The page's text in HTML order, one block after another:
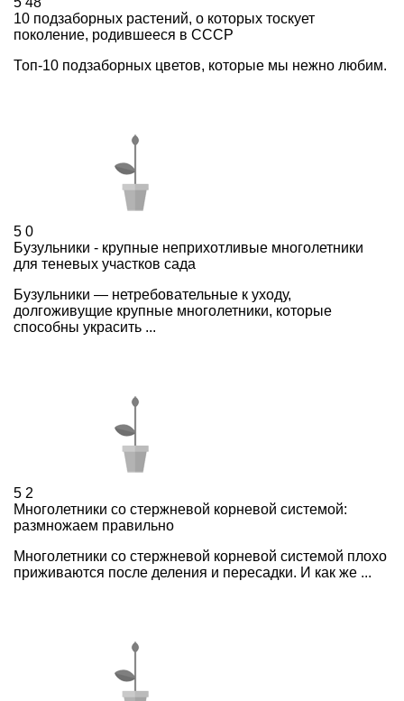
10 подзаборных растений, о которых тоскует
поколение, родившееся в СССР
Топ-10 подзаборных цветов, которые мы нежно любим.
5 0
Бузульники - крупные неприхотливые многолетники
для теневых участков сада
Бузульники — нетребовательные к уходу,
долгоживущие крупные многолетники, которые
способны украсить ...
5 2
Многолетники со стержневой корневой системой:
размножаем правильно
Многолетники со стержневой корневой системой плохо
приживаются после деления и пересадки. И как же ...